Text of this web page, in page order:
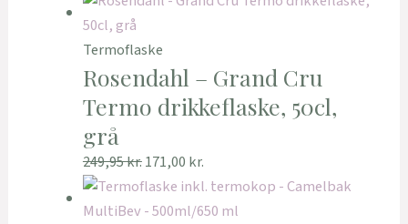
Termoflaske
Rosendahl – Grand Cru
Termo drikkeflaske, 50cl,
grå
249,95kr.171,00 kr.